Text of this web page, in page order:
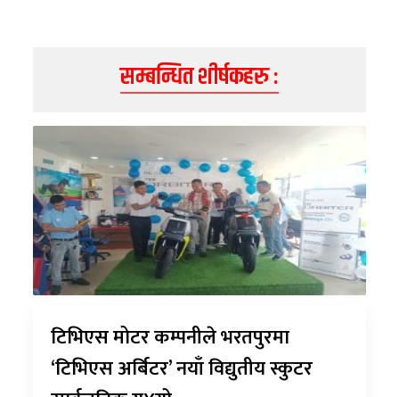
सम्बन्धित शीर्षकहरु :
टिभिएस मोटर कम्पनीले भरतपुरमा
‘टिभिएस अर्बिटर’ नयाँ विद्युतीय स्कुटर